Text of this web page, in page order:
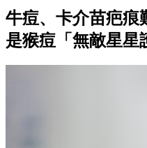
牛痘、卡介苗疤痕
是猴痘「無敵星星